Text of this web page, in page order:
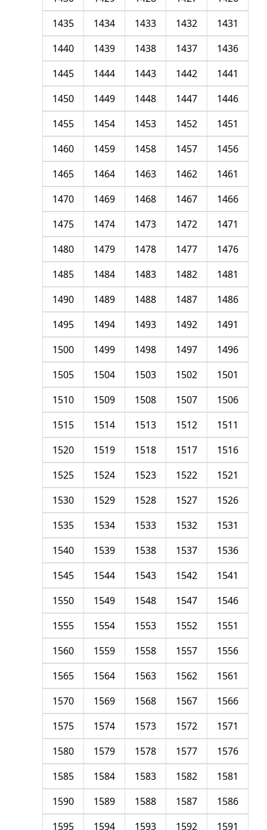
1431
1432
1433
1434
1435
1436
1437
1438
1439
1440
1441
1442
1443
1444
1445
1446
1447
1448
1449
1450
1451
1452
1453
1454
1455
1456
1457
1458
1459
1460
1461
1462
1463
1464
1465
1466
1467
1468
1469
1470
1471
1472
1473
1474
1475
1476
1477
1478
1479
1480
1481
1482
1483
1484
1485
1486
1487
1488
1489
1490
1491
1492
1493
1494
1495
1496
1497
1498
1499
1500
1501
1502
1503
1504
1505
1506
1507
1508
1509
1510
1511
1512
1513
1514
1515
1516
1517
1518
1519
1520
1521
1522
1523
1524
1525
1526
1527
1528
1529
1530
1531
1532
1533
1534
1535
1536
1537
1538
1539
1540
1541
1542
1543
1544
1545
1546
1547
1548
1549
1550
1551
1552
1553
1554
1555
1556
1557
1558
1559
1560
1561
1562
1563
1564
1565
1566
1567
1568
1569
1570
1571
1572
1573
1574
1575
1576
1577
1578
1579
1580
1581
1582
1583
1584
1585
1586
1587
1588
1589
1590
1591
1592
1593
1594
1595